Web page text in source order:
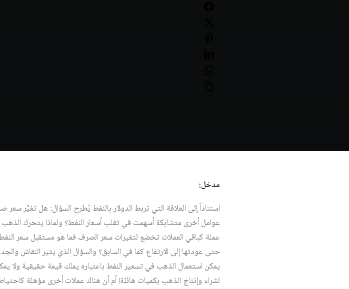
مدخل:
استناداً إلى العلاقة التي تربط الدولار بالنفط يُطرح السؤال: هل تغيُّر
عوامل أخرى متشابكة أسهمت في تقلب أسعار النفط؟ ولماذا يتحرك الذهب
عملة كباقي العملات تخضع لتغيرات سعر الصرف فما هو مستقبل سعر
حتى عودتها إلى الارتفاع كما في السابق؟ والسؤال الذي يثير النقاش
يمكن استعمال الذهب في تسعير النفط باعتباره يملك قيمة حقيقية ولا
لشراء وإنتاج الذهب بكميات هائلة! أم أن هناك عملات أخرى مؤهلة